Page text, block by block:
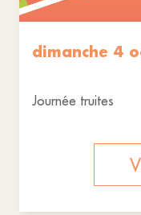
dimanche 4
Journée truites